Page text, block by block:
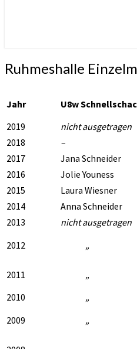
Ruhmeshalle
Einzelmeisterschaft
Ruhmeshalle
Jahr
U8w
2019
nicht ausgetragen
2018
–
2017
Jana Schneider
2016
Jolie Youness
2015
Laura Wiesner
2014
Anna Schneider
2013
nicht ausgetragen
2012
„
2011
„
2010
„
2009
„